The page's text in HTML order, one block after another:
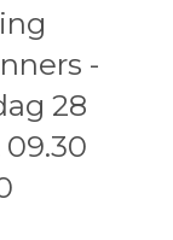
-
28